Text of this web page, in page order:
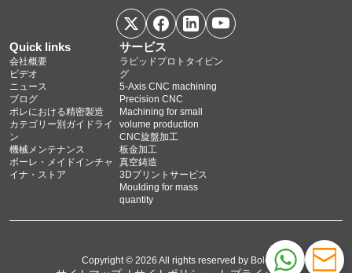
Quick links
会社概要
ビデオ
ニュース
ブログ
ボレにおける精密製造
カテゴリー別ガイドライ
ン
機械メンテナンス
ボーレ・メイドインチャ
イナ・ストア
サービス
ラピッドプロトタイピン
グ
5‑Axis CNC machining
Precision CNC
Machining for small
volume production
CNC旋盤加工
板金加工
真空鋳造
3Dプリントサービス
Moulding for mass
quantity
Copyright © 2026 All rights reserved by Bole